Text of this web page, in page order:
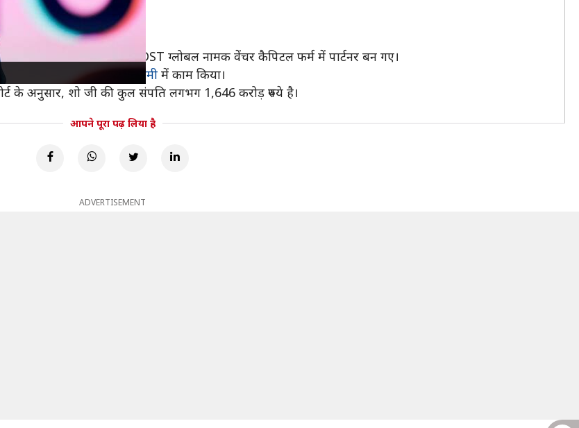
की और इसके बाद वह DST ग्लोबल नामक वेंचर कैपिटल फर्म में पार्टनर बन गए।
और 5 साल चीनी कंपनी
शाओमी में काम किया।
के अनुसार, शो जी की कुल संपति लगभग 1,646 करोड़ रुपये है।
आपने पूरा पढ़ लिया है
ADVERTISEMENT